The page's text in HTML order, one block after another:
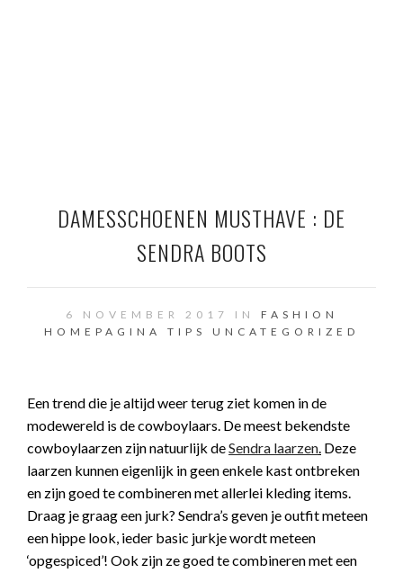
DAMESSCHOENEN MUSTHAVE : DE
SENDRA BOOTS
6 NOVEMBER 2017 IN FASHION
HOMEPAGINA
TIPS UNCATEGORIZED
Een trend die je altijd weer terug ziet komen in de
modewereld is de cowboylaars. De meest bekendste
cowboylaarzen zijn natuurlijk deSendra laarzen. Deze
laarzen kunnen eigenlijk in geen enkele kast ontbreken
en zijn goed te combineren met allerlei kleding items.
Draag je graag een jurk? Sendra’s geven je outfit meteen
een hippe look, ieder basic jurkje wordt meteen
‘opgespiced’! Ook zijn ze goed te combineren met een